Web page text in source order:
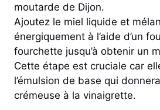
moutarde de Dijon.
Ajoutez le miel liquide et
énergiquement à l’aide d’un
fourchette jusqu’à obtenir un
Cette étape est cruciale car
l’émulsion de base qui
crémeuse à la vinaigrette.